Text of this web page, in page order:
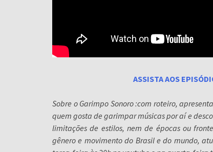
ASSISTA AOS
Sobre o Garimpo Sonoro :com roteiro,
quem gosta de garimpar músicas por aí e
limitações de estilos, nem de épocas ou
gênero e movimento do Brasil e do mundo,